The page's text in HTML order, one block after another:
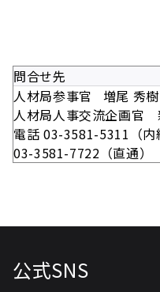
問合せ先
人材局参事官 増尾 秀樹
人材局人事交流企画官
電話 03-3581-5311（内
03-3581-7722（直通）
公式SNS